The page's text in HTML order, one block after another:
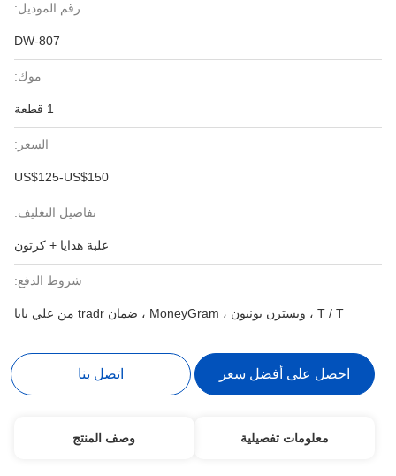
رقم الموديل:
DW-807
موك:
1 قطعة
السعر:
US$125-US$150
تفاصيل التغليف:
علبة هدايا + كرتون
شروط الدفع:
T / T ، ويسترن يونيون ، MoneyGram ، ضمان tradr من علي بابا
احصل على أفضل سعر اتصل بنا
معلومات تفصيلية وصف المنتج